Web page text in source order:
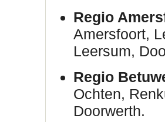
Regio
Amersfoort,
Leersum,
Regio
Ochten,
Doorwerth.